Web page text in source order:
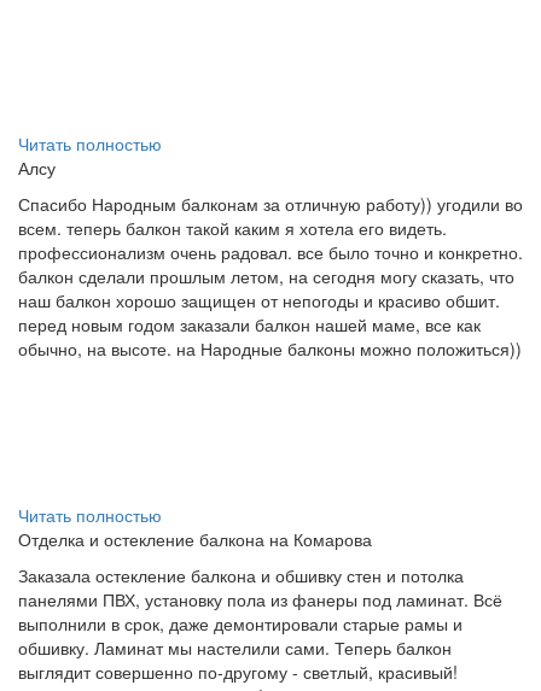
Читать полностью
Алсу
Спасибо Народным балконам за отличную работу)) угодили во
всем. теперь балкон такой каким я хотела его видеть.
профессионализм очень радовал. все было точно и конкретно.
балкон сделали прошлым летом, на сегодня могу сказать, что
наш балкон хорошо защищен от непогоды и красиво обшит.
перед новым годом заказали балкон нашей маме, все как
обычно, на высоте. на Народные балконы можно положиться))
Читать полностью
Отделка и остекление балкона на Комарова
Заказала остекление балкона и обшивку стен и потолка
панелями ПВХ, установку пола из фанеры под ламинат. Всё
выполнили в срок, даже демонтировали старые рамы и
обшивку. Ламинат мы настелили сами. Теперь балкон
выглядит совершенно по-другому - светлый, красивый!